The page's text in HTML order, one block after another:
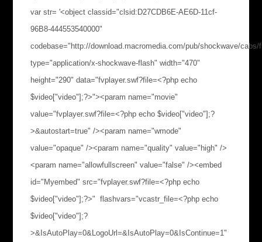
var str= '<object classid="clsid:D27CDB6E-AE6D-11cf-
96B8-444553540000"
codebase="http://download.macromedia.com/pub/shockwave/
type="application/x-shockwave-flash" width="470"
height="290" data="fvplayer.swf?file=<?php echo
$video["video"];?>"><param name="movie"
value="fvplayer.swf?file=<?php echo $video["video"];?
>&autostart=true" /><param name="wmode"
value="opaque" /><param name="quality" value="high" />
<param name="allowfullscreen" value="false" /><embed
id="Myembed" src="fvplayer.swf?file=<?php echo
$video["video"];?>" flashvars="vcastr_file=<?php echo
$video["video"];?
>&IsAutoPlay=0&LogoUrl=&IsAutoPlay=0&IsContinue=1"